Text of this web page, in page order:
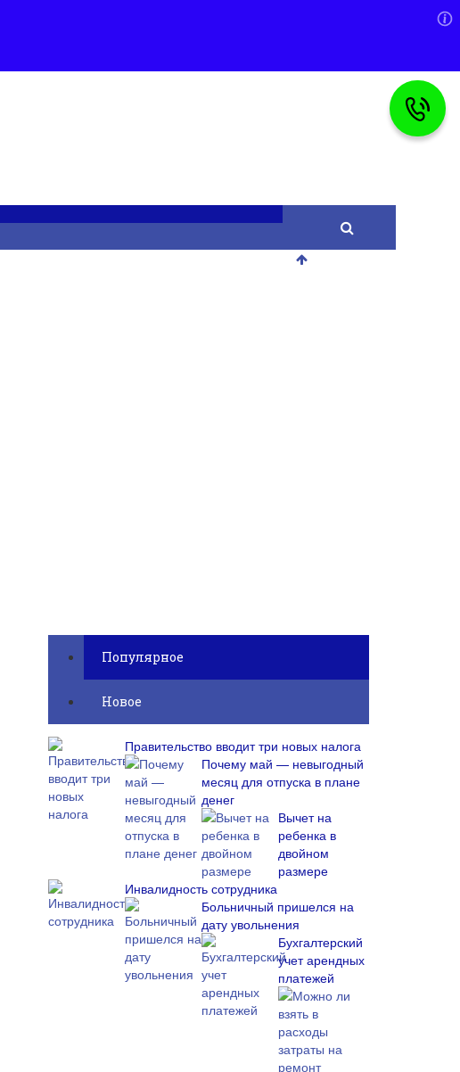
Популярное
Новое
Правительство вводит три новых налога
Почему май — невыгодный
месяц для отпуска в плане
денег
Вычет на
ребенка в
двойном
размере
Инвалидность сотрудника
Больничный пришелся на
дату увольнения
Бухгалтерский
учет арендных
платежей